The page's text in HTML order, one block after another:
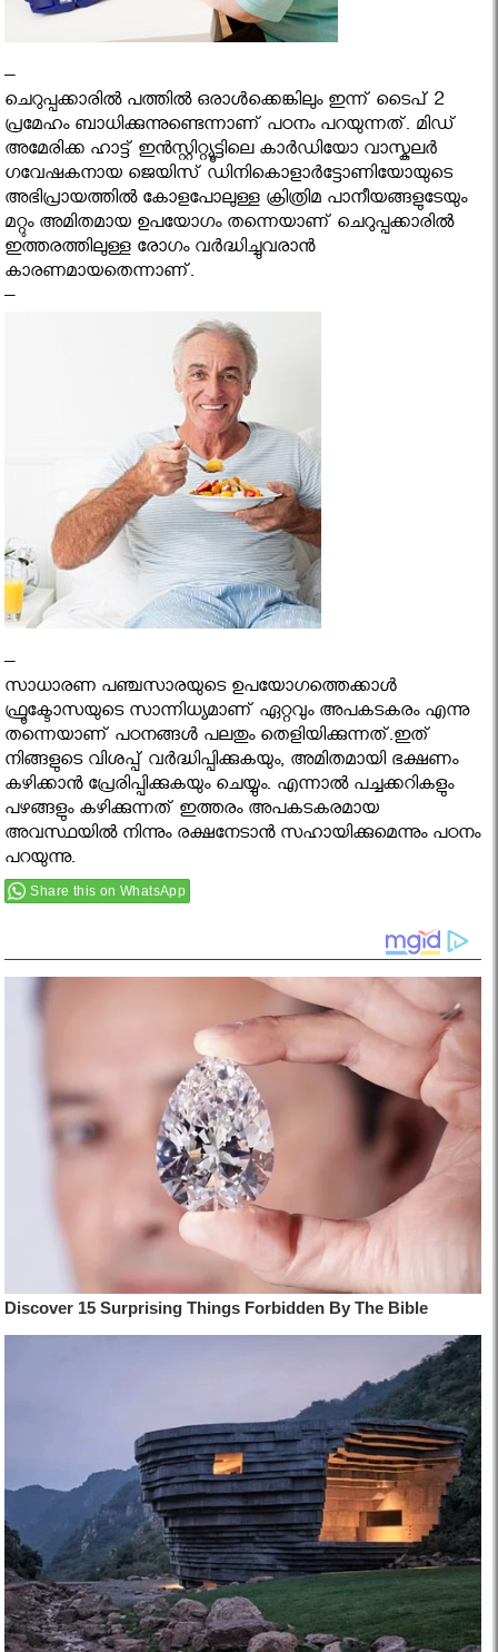
–
ചെറുപ്പക്കാരിൽ പത്തിൽ ഒരാൾക്കെങ്കിലും ഇന്ന് ടൈപ് 2
പ്രമേഹം ബാധിക്കുന്നുണ്ടെന്നാണ് പഠനം പറയുന്നത്. മിഡ്
അമേരിക്ക ഹാട്ട് ഇൻസ്റ്റിറ്റ്യൂട്ടിലെ കാർഡിയോ വാസ്കുലർ
ഗവേഷകനായ ജെയിസ് ഡിനികൊളാർട്ടോണിയോയുടെ
അഭിപ്രായത്തിൽ കോളപോലുള്ള ക്രിത്രിമ പാനീയങ്ങളുടേയും
മറ്റും അമിതമായ ഉപയോഗം തന്നെയാണ് ചെറുപ്പക്കാരിൽ
ഇത്തരത്തിലുള്ള രോഗം വർദ്ധിച്ചുവരാൻ
കാരണമായതെന്നാണ്.
–
–
സാധാരണ പഞ്ചസാരയുടെ ഉപയോഗത്തെക്കാൾ
ഫ്രൂക്ടോസയുടെ സാന്നിധ്യമാണ് ഏറ്റവും അപകടകരം എന്നു
തന്നെയാണ് പഠനങ്ങൾ പലതും തെളിയിക്കുന്നത്.ഇത്
നിങ്ങളുടെ വിശപ്പ് വർദ്ധിപ്പിക്കുകയും, അമിതമായി ഭക്ഷണം
കഴിക്കാൻ പ്രേരിപ്പിക്കുകയും ചെയ്യും. എന്നാൽ പച്ചക്കറികളും
പഴങ്ങളും കഴിക്കുന്നത് ഇത്തരം അപകടകരമായ
അവസ്ഥയിൽ നിന്നും രക്ഷനേടാൻ സഹായിക്കുമെന്നും പഠനം
പറയുന്നു.
Share this on WhatsApp